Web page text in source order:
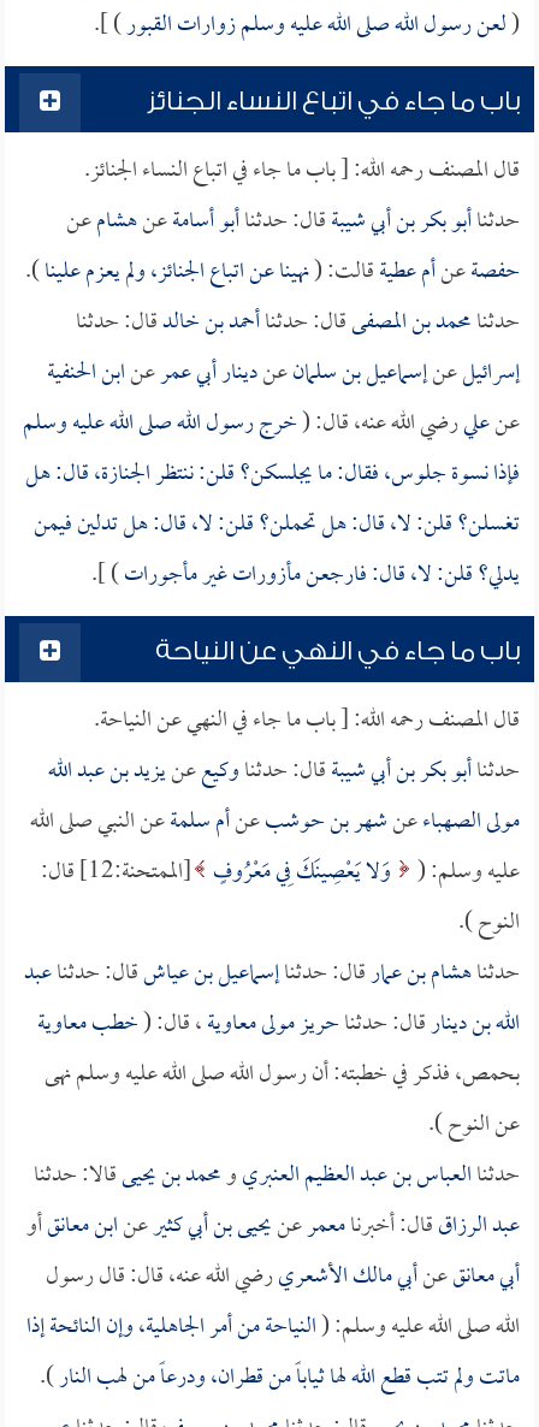
(لعن رسول الله صلى الله عليه وسلم زوارات القبور) ].
باب ما جاء في اتباع النساء الجنائز
قال المصنف رحمه الله: [ باب ما جاء في اتباع النساء الجنائز.
حدثناأبو بكر بن أبي شيبةقال: حدثناأبو أسامةعنهشامعن
حفصةعنأم عطيةقالت: (نهينا عن اتباع الجنائز، ولم يعزم علينا).
حدثنامحمد بن المصفىقال: حدثناأحمد بن خالدقال: حدثنا
إسرائيلعنإسماعيل بن سلمانعندينار أبي عمرعنابن الحنفية
عنعليرضي الله عنه، قال: (خرج رسول الله صلى الله عليه وسلم
فإذا نسوة جلوس، فقال: ما يجلسكن؟ قلن: ننتظر الجنازة، قال: هل
تغسلن؟ قلن: لا، قال: هل تحملن؟ قلن: لا، قال: هل تدلين فيمن
يدلي؟ قلن: لا، قال: فارجعن مأزورات غير مأجورات) ].
باب ما جاء في النهي عن النياحة
قال المصنف رحمه الله: [ باب ما جاء في النهي عن النياحة.
حدثناأبو بكر بن أبي شيبةقال: حدثناوكيععنيزيد بن عبد الله
مولى الصهباءعنشهر بن حوشبعنأم سلمةعن النبي صلى الله
عليه وسلم: ( وَلا يَعْصِينَكَ فِي مَعْرُوفٍ
[الممتحنة:12] قال:
النوح ).
حدثناهشام بن عمارقال: حدثناإسماعيل بن عياشقال: حدثناعبد
الله بن دينارقال: حدثناحريز مولى معاوية، قال: (خطبمعاوية
بحمص، فذكر في خطبته: أن رسول الله صلى الله عليه وسلم نهى
عن النوح ).
حدثناالعباس بن عبد العظيم العنبريومحمد بن يحيىقالا: حدثنا
عبد الرزاققال: أخبرنامعمرعنيحيى بن أبي كثيرعنابن معانقأو
أبي معانقعنأبي مالك الأشعريرضي الله عنه، قال: قال رسول
الله صلى الله عليه وسلم: (النياحة من أمر الجاهلية، وإن النائحة إذا
ماتت ولم تتب قطع الله لها ثياباً من قطران، ودرعاً من لهب النار).